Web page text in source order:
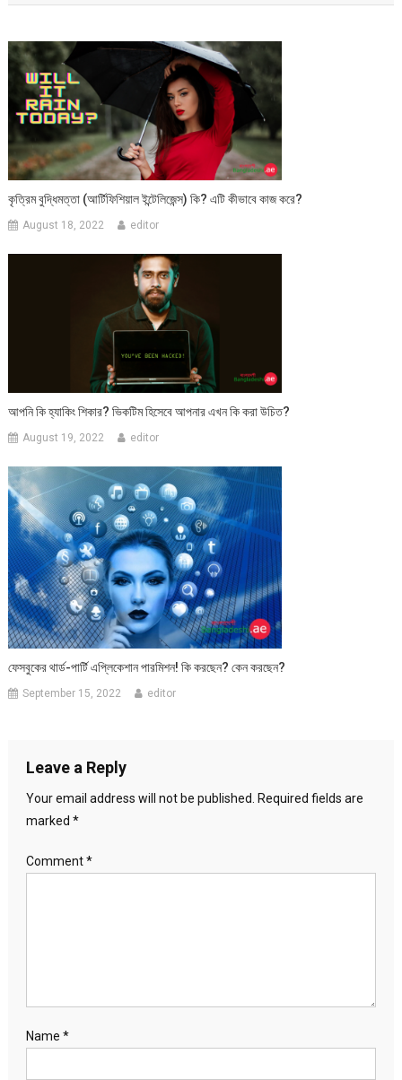
কৃত্রিম বুদ্ধিমত্তা (আর্টিফিশিয়াল ইন্টেলিজেন্স) কি? এটি কীভাবে কাজ করে?
August 18, 2022 editor
আপনি কি হ্যাকিং শিকার? ভিকটিম হিসেবে আপনার এখন কি করা উচিত?
August 19, 2022 editor
ফেসবুকের থার্ড-পার্টি এপ্লিকেশান পারমিশন! কি করছেন? কেন করছেন?
September 15, 2022 editor
Leave a Reply
Your email address will not be published. Required fields are
marked *
Comment*
Name *